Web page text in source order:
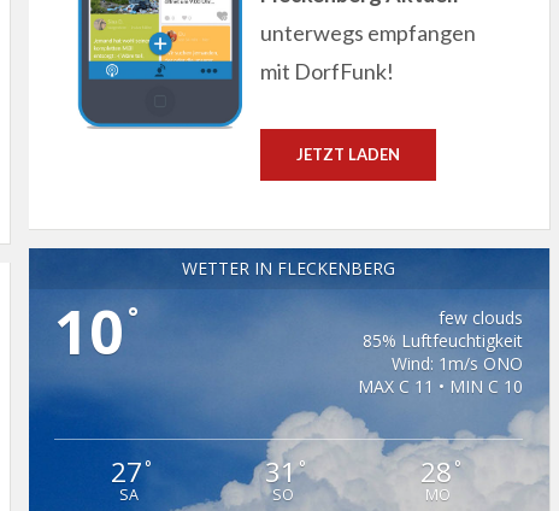
unterwegs empfangen
mit DorfFunk!
JETZT LADEN
WETTER IN FLECKENBERG
10 °
few clouds
85% Luftfeuchtigkeit
Wind: 1m/s ONO
MAX C 11 • MIN C 10
27°
SA
31°
SO
28°
MO